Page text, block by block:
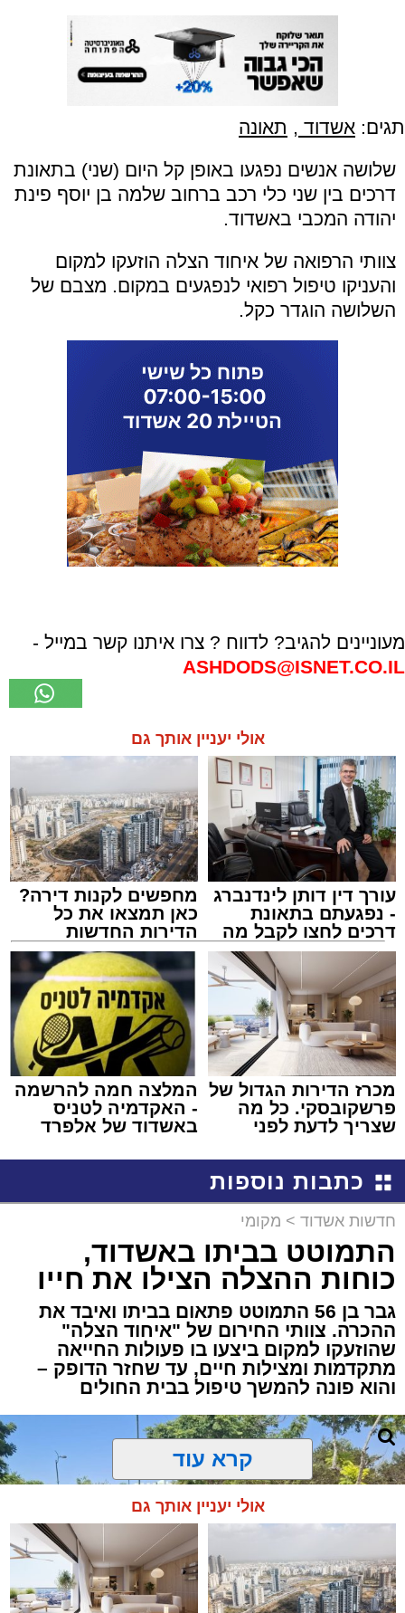
תגים: אשדוד , תאונה
שלושה אנשים נפגעו באופן קל היום (שני) בתאונת
דרכים בין שני כלי רכב ברחוב שלמה בן יוסף פינת
יהודה המכבי באשדוד.
צוותי הרפואה של איחוד הצלה הוזעקו למקום
והעניקו טיפול רפואי לנפגעים במקום. מצבם של
השלושה הוגדר כקל.
מעוניינים להגיב? לדווח ? צרו איתנו קשר במייל -
ASHDODS@ISNET.CO.IL
אולי יעניין אותך גם
עורך דין דותן לינדנברג
- נפגעתם בתאונת
דרכים לחצו לקבל מה
שמגיע לכם
מחפשים לקנות דירה?
כאן תמצאו את כל
הדירות החדשות
למכירה באשדוד >>>
מכרז הדירות הגדול של
פרשקובסקי. כל מה
שצריך לדעת לפני
באשדוד
המלצה חמה להרשמה
- האקדמיה לטניס
באשדוד של אלפרד
כתבות נוספות
חדשות אשדוד > מקומי
התמוטט בביתו באשדוד,
כוחות ההצלה הצילו את חייו
גבר בן 56 התמוטט פתאום בביתו ואיבד את
ההכרה. צוותי החירום של "איחוד הצלה"
שהוזעקו למקום ביצעו בו פעולות החייאה
מתקדמות ומצילות חיים, עד שחזר הדופק –
והוא פונה להמשך טיפול בבית החולים
קרא עוד
אולי יעניין אותך גם